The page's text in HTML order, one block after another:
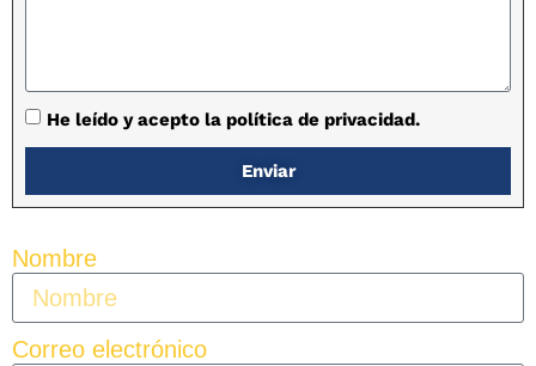
He leído y acepto la política de privacidad.
Enviar
Nombre
Correo electrónico